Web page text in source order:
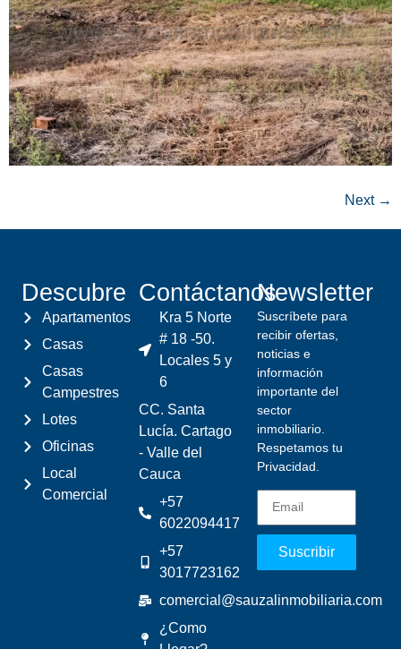
Next →
Descubre
Apartamentos
Casas
Casas
Campestres
Lotes
Oficinas
Local
Comercial
Contáctanos
Kra 5 Norte
# 18 -50.
Locales 5 y
6
CC. Santa
Lucía. Cartago
- Valle del
Cauca
+57
6022094417
+57
3017723162
comercial@sauzalinmobiliaria.com
¿Como
Newsletter
Suscríbete para
recibir ofertas,
noticias e
información
importante del
sector
inmobiliario.
Respetamos tu
Privacidad.
Suscribir